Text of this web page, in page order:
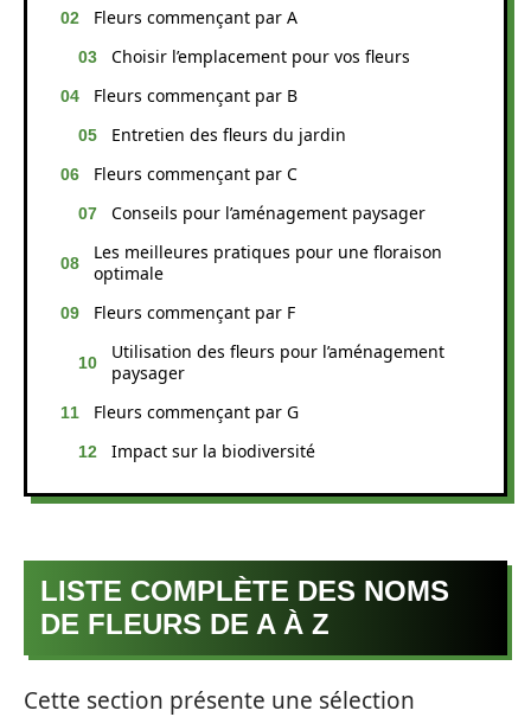
Fleurs commençant par A
Choisir l’emplacement pour vos fleurs
Fleurs commençant par B
Entretien des fleurs du jardin
Fleurs commençant par C
Conseils pour l’aménagement paysager
Les meilleures pratiques pour une floraison
optimale
Fleurs commençant par F
Utilisation des fleurs pour l’aménagement
paysager
Fleurs commençant par G
Impact sur la biodiversité
LISTE COMPLÈTE DES NOMS
DE FLEURS DE A À Z
Cette section présente une sélection